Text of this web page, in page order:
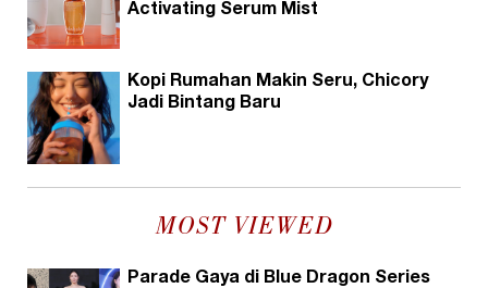
Activating Serum Mist
Kopi Rumahan Makin Seru, Chicory
Jadi Bintang Baru
MOST VIEWED
Parade Gaya di Blue Dragon Series